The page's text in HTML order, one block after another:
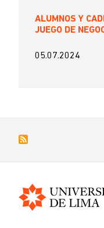
ALUMNOS Y
JUEGO DE
05.07.2024